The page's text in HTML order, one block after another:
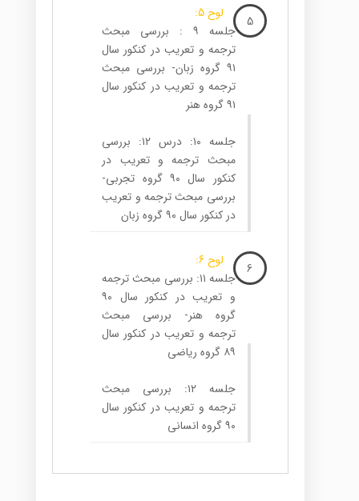
5
لوح 5:
جلسه ۹ : بررسی مبحث
ترجمه و تعریب در کنکور سال
۹۱ گروه زبان- بررسی مبحث
ترجمه و تعریب در کنکور سال
۹۱ گروه هنر
جلسه ۱۰: درس ۱۲: بررسی
مبحث ترجمه و تعریب در
کنکور سال ۹۰ گروه تجربی-
بررسی مبحث ترجمه و تعریب
در کنکور سال ۹۰ گروه زبان
6
لوح 6:
جلسه ۱۱: بررسی مبحث ترجمه
و تعریب در کنکور سال ۹۰
گروه هنر- بررسی مبحث
ترجمه و تعریب در کنکور سال
۸۹ گروه ریاضی
جلسه ۱۲: بررسی مبحث
ترجمه و تعریب در کنکور سال
۹۰ گروه انسانی